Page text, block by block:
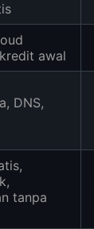
awal
DNS,
tanpa